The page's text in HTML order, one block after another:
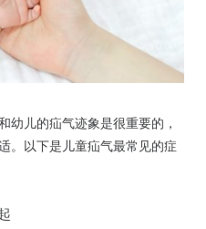
幼儿的疝气迹象是很重要的，
。以下是儿童疝气最常见的症